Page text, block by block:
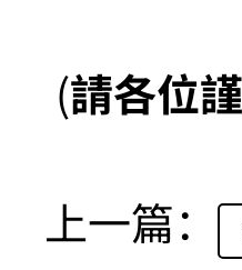
(請各位
上一篇：